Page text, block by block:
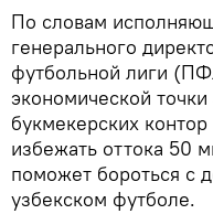
По словам
генерального
футбольной лиги
экономической
букмекерских
избежать оттока 50
поможет бороться с
узбекском футболе.